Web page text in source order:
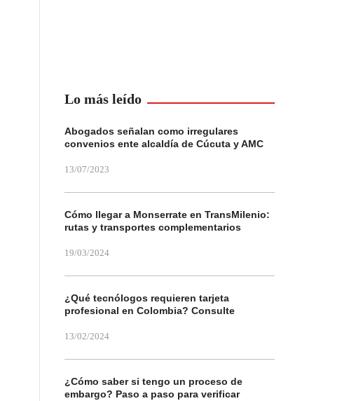
Lo más leído
Abogados señalan como irregulares
convenios ente alcaldía de Cúcuta y AMC
13/07/2023
Cómo llegar a Monserrate en TransMilenio:
rutas y transportes complementarios
19/03/2024
¿Qué tecnólogos requieren tarjeta
profesional en Colombia? Consulte
13/02/2024
¿Cómo saber si tengo un proceso de
embargo? Paso a paso para verificar